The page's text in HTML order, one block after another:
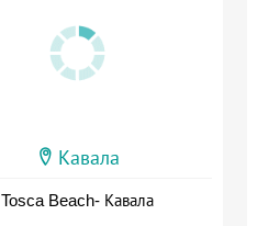
Кавала
Tosca Beach- Кавала